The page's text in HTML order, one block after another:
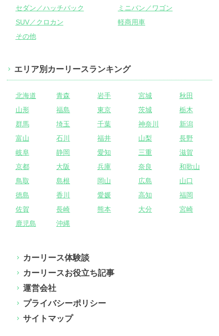
セダン／ハッチバック
ミニバン／ワゴン
SUV／クロカン
軽商用車
その他
エリア別カーリースランキング
北海道 青森 岩手 宮城
秋田
山形
福島 東京 茨城
栃木
群馬
埼玉 千葉 神奈川
新潟
富山
石川 福井 山梨
長野
岐阜
静岡 愛知 三重
滋賀
京都
大阪 兵庫 奈良
和歌山
鳥取
島根 岡山 広島
山口
徳島
香川 愛媛 高知
福岡
佐賀
長崎 熊本 大分
宮崎
鹿児島
沖縄
カーリース体験談
カーリースお役立ち記事
運営会社
プライバシーポリシー
サイトマップ